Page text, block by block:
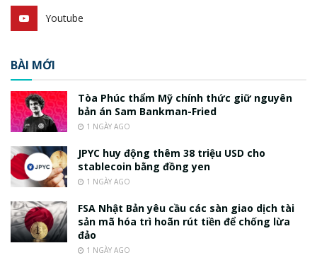
Youtube
BÀI MỚI
Tòa Phúc thẩm Mỹ chính thức giữ nguyên
bản án Sam Bankman-Fried
1 NGÀY AGO
JPYC huy động thêm 38 triệu USD cho
stablecoin bằng đồng yen
1 NGÀY AGO
FSA Nhật Bản yêu cầu các sàn giao dịch tài
sản mã hóa trì hoãn rút tiền để chống lừa
đảo
1 NGÀY AGO